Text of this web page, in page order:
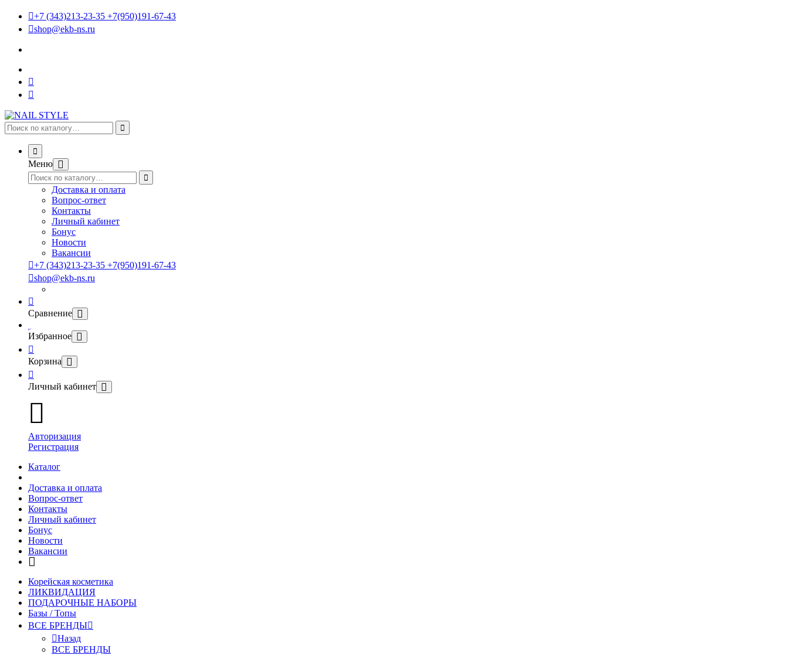
+7 (343)213-23-35 +7(950)191-67-43
shop@ekb-ns.ru
Меню
Доставка и оплата
Вопрос-ответ
Контакты
Личный кабинет
Бонус
Новости
Вакансии
+7 (343)213-23-35 +7(950)191-67-43
shop@ekb-ns.ru
Сравнение
Избранное
Корзина
Личный кабинет
Авторизация
Регистрация
Каталог
Доставка и оплата
Вопрос-ответ
Контакты
Личный кабинет
Бонус
Новости
Вакансии
Корейская косметика
ЛИКВИДАЦИЯ
ПОДАРОЧНЫЕ НАБОРЫ
Базы / Топы
ВСЕ БРЕНДЫ
Назад
ВСЕ БРЕНДЫ